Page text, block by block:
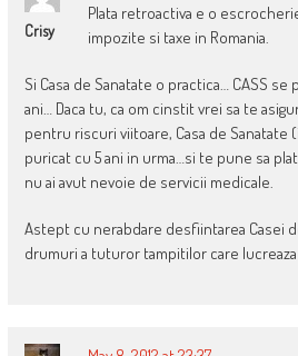
Crisy
Plata retroactiva e o
impozite si taxe in Romania.
Si Casa de Sanatate o practica… CASS
ani… Daca tu, ca om cinstit vrei sa te
pentru riscuri viitoare, Casa de
puricat cu 5 ani in urma…si te pune sa
nu ai avut nevoie de servicii medicale.
Astept cu nerabdare desfiintarea Casei
drumuri a tuturor tampitilor care